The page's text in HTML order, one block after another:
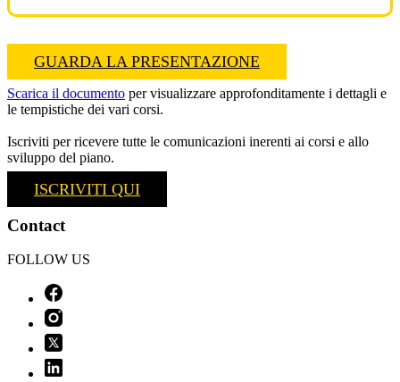
GUARDA LA PRESENTAZIONE
Scarica il documento per visualizzare approfonditamente i dettagli e
le tempistiche dei vari corsi.
Iscriviti per ricevere tutte le comunicazioni inerenti ai corsi e allo
sviluppo del piano.
ISCRIVITI QUI
Contact
FOLLOW US